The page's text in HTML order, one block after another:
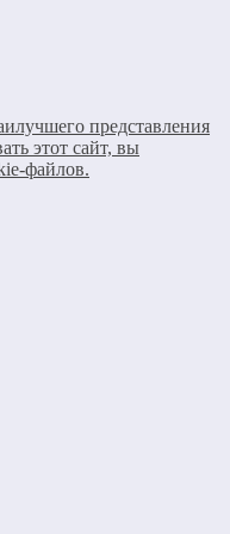
представления
этот сайт, вы
файлов.